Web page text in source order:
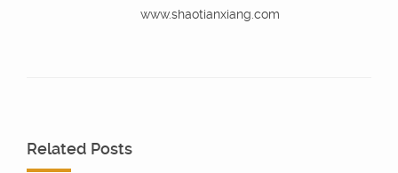
www.shaotianxiang.com
Related Posts